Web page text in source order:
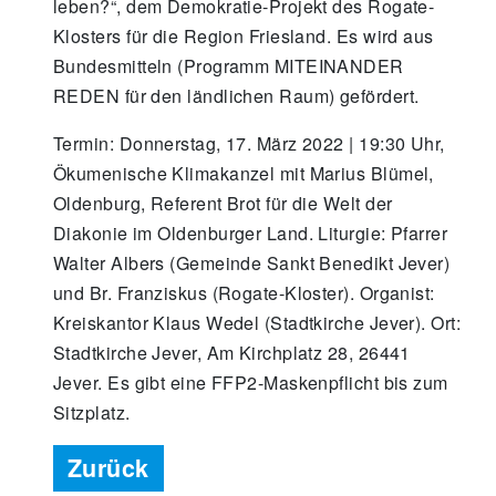
leben?“, dem Demokratie-Projekt des Rogate-
Klosters für die Region Friesland. Es wird aus
Bundesmitteln (Programm MITEINANDER
REDEN für den ländlichen Raum) gefördert.
Termin: Donnerstag, 17. März 2022 | 19:30 Uhr,
Ökumenische Klimakanzel mit Marius Blümel,
Oldenburg, Referent Brot für die Welt der
Diakonie im Oldenburger Land. Liturgie: Pfarrer
Walter Albers (Gemeinde Sankt Benedikt Jever)
und Br. Franziskus (Rogate-Kloster). Organist:
Kreiskantor Klaus Wedel (Stadtkirche Jever). Ort:
Stadtkirche Jever, Am Kirchplatz 28, 26441
Jever. Es gibt eine FFP2-Maskenpflicht bis zum
Sitzplatz.
Zurück